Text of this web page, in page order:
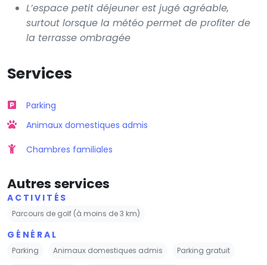
L’espace petit déjeuner est jugé agréable,
surtout lorsque la météo permet de profiter de
la terrasse ombragée
Services
Parking
Animaux domestiques admis
Chambres familiales
Autres services
ACTIVITÉS
Parcours de golf (à moins de 3 km)
GÉNÉRAL
Parking Animaux domestiques admis Parking gratuit